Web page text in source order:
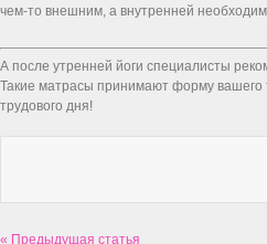
чем-то внешним, а внутренней
А после утренней йоги специалисты
Такие матрасы принимают форму вашего
трудового дня!
« Предыдущая статья